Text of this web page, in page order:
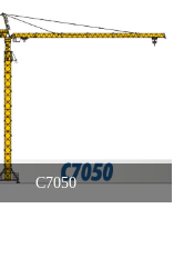
C7050